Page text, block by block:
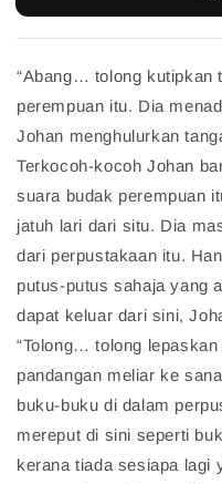
“Abang… tolong kutipkan
perempuan itu. Dia
Johan menghulurkan
Terkocoh-kocoh Johan
suara budak perempuan
jatuh lari dari situ. Dia
dari perpustakaan itu.
putus-putus sahaja yang
dapat keluar dari sini,
“Tolong… tolong
pandangan meliar ke
buku-buku di dalam
mereput di sini seperti
kerana tiada sesiapa lagi